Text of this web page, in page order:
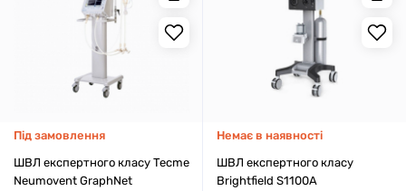
Під замовлення
ШВЛ експертного класу Tecme
Neumovent GraphNet
Немає в наявності
ШВЛ експертного класу
Brightfield S1100A